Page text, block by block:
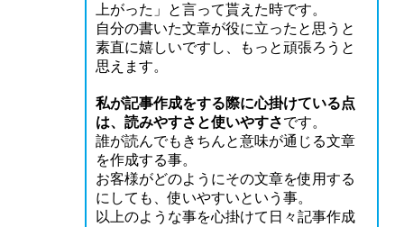
上がった」と言って貰えた時です。
自分の書いた文章が役に立ったと思うと
素直に嬉しいですし、もっと頑張ろうと
思えます。
私が記事作成をする際に心掛けている点
は、読みやすさと使いやすさです。
誰が読んでもきちんと意味が通じる文章
を作成する事。
お客様がどのようにその文章を使用する
にしても、使いやすいという事。
以上のような事を心掛けて日々記事作成